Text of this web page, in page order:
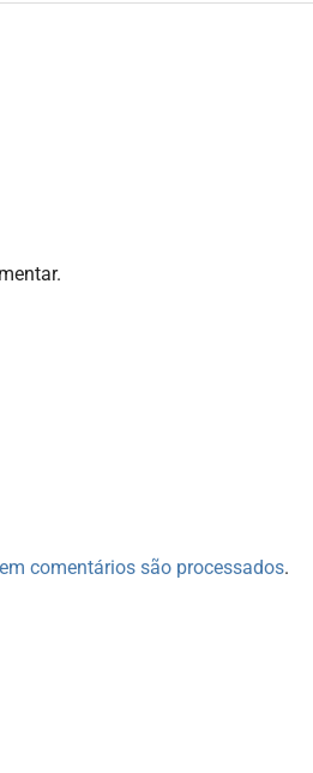
comentários são processados.